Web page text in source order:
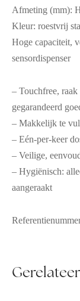
Afmeting (mm):
Kleur: roestvrij
Hoge capaciteit,
sensordispenser
– Touchfree,
gegarandeerd
– Makkelijk te
– Eén-per-keer
– Veilige,
– Hygiënisch:
aangeraakt